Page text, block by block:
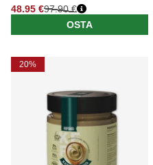
48.95 €
Normaali hinta
97.90 €
OSTA
20%